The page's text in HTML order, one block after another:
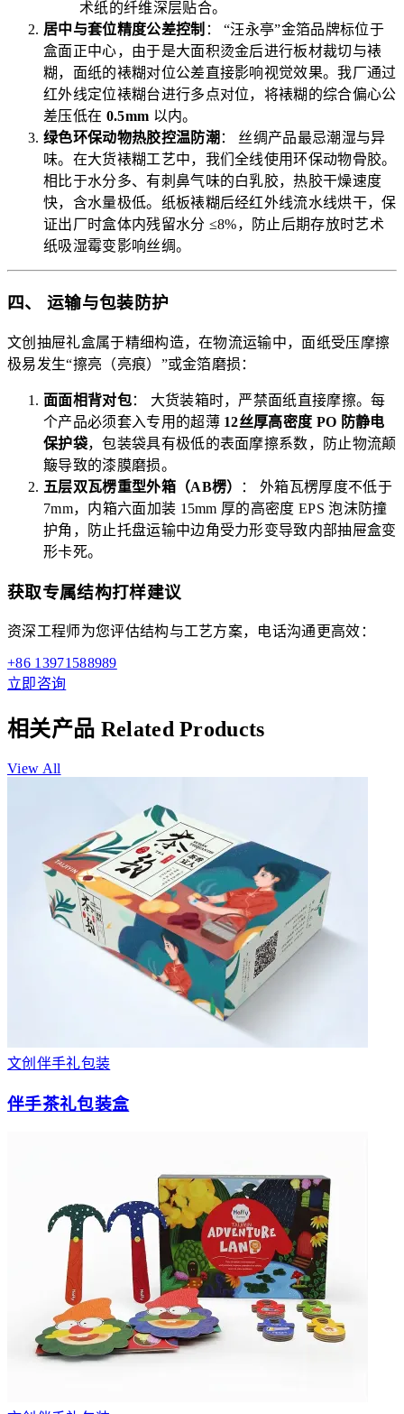
术纸的纤维深层贴合。
居中与套位精度公差控制 ： “汪永亭”金箔品牌标位于
盒面正中心，由于是大面积烫金后进行板材裁切与裱
糊，面纸的裱糊对位公差直接影响视觉效果。我厂通过
红外线定位裱糊台进行多点对位，将裱糊的综合偏心公
差压低在 0.5mm 以内。
绿色环保动物热胶控温防潮 ： 丝绸产品最忌潮湿与异
味。在大货裱糊工艺中，我们全线使用环保动物骨胶。
相比于水分多、有刺鼻气味的白乳胶，热胶干燥速度
快，含水量极低。纸板裱糊后经红外线流水线烘干，保
证出厂时盒体内残留水分 ≤8%，防止后期存放时艺术
纸吸湿霉变影响丝绸。
四、 运输与包装防护
文创抽屉礼盒属于精细构造，在物流运输中，面纸受压摩擦
极易发生“擦亮（亮痕）”或金箔磨损：
面面相背对包： 大货装箱时，严禁面纸直接摩擦。每
个产品必须套入专用的超薄 12丝厚高密度 PO 防静电
保护袋，包装袋具有极低的表面摩擦系数，防止物流颠
簸导致的漆膜磨损。
五层双瓦楞重型外箱（AB楞）
： 外箱瓦楞厚度不低于
7mm，内箱六面加装 15mm 厚的高密度 EPS 泡沫防撞
护角，防止托盘运输中边角受力形变导致内部抽屉盒变
形卡死。
获取专属结构打样建议
资深工程师为您评估结构与工艺方案，电话沟通更高效：
+86 13971588989
立即咨询
相关产品 Related Products
View All
文创伴手礼包装
伴手茶礼包装盒